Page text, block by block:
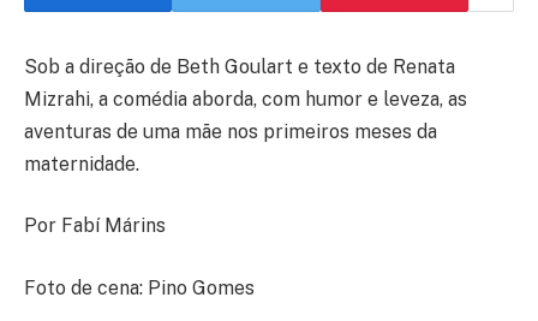
Sob a direção de Beth Goulart e texto de Renata
Mizrahi, a comédia aborda, com humor e leveza, as
aventuras de uma mãe nos primeiros meses da
maternidade.
Por Fabí Márins
Foto de cena: Pino Gomes